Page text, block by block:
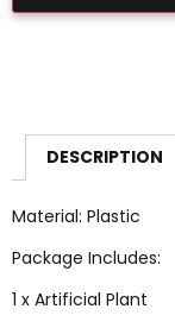
DESCRIPTION
Material: Plastic
Package Includes:
1 x Artificial Plant